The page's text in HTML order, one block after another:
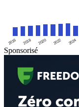
2016 2018 2020 2022 2024
Sponsorisé